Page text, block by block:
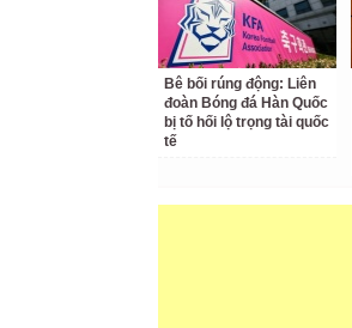
Bê bối rúng động: Liên
đoàn Bóng đá Hàn Quốc
bị tố hối lộ trọng tài quốc
tế